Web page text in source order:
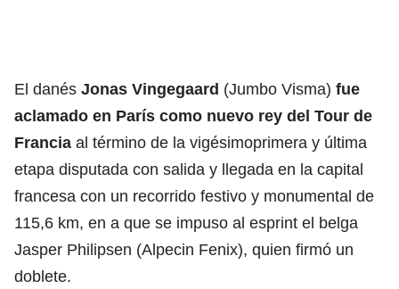
El danés Jonas Vingegaard (Jumbo Visma) fue
aclamado en París como nuevo rey del Tour de
Francia al término de la vigésimoprimera y última
etapa disputada con salida y llegada en la capital
francesa con un recorrido festivo y monumental de
115,6 km, en a que se impuso al esprint el belga
Jasper Philipsen (Alpecin Fenix), quien firmó un
doblete.